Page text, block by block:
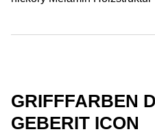
GRIFFFARBEN
GEBERIT ICON